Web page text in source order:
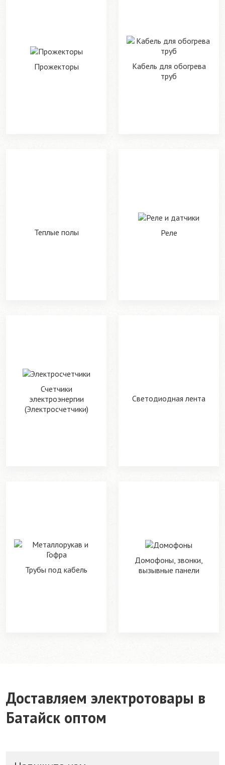
Прожекторы
Кабель для обогрева
труб
Теплые полы Реле
Счетчики
электроэнергии
(Электросчетчики)
Светодиодная лента
Трубы под кабель
Домофоны, звонки,
вызывные панели
Доставляем электротовары в
Батайск оптом